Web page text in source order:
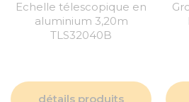
Echelle télescopique en
aluminium 3,20m
TLS32040B
détails produits